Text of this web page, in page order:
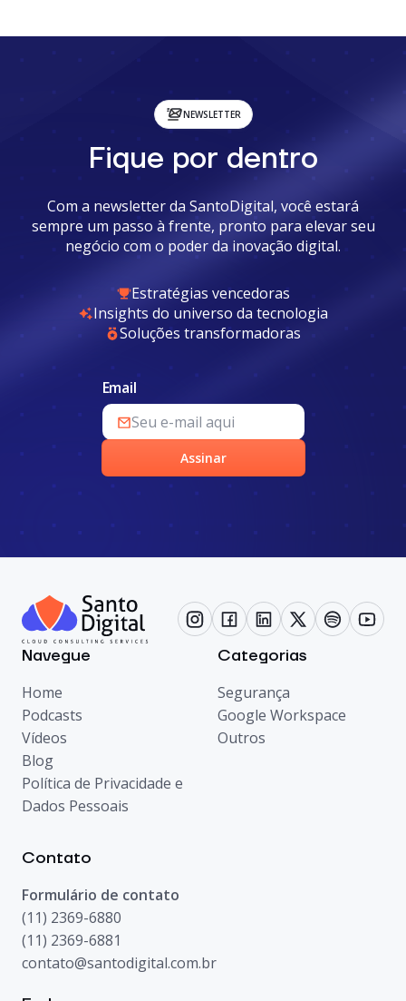
NEWSLETTER
Fique por dentro
Com a newsletter da SantoDigital, você estará
sempre um passo à frente, pronto para elevar seu
negócio com o poder da inovação digital.
Estratégias vencedoras
Insights do universo da tecnologia
Soluções transformadoras
Email
Assinar
Navegue
Home
Podcasts
Vídeos
Blog
Política de Privacidade e
Dados Pessoais
Categorias
Segurança
Google Workspace
Outros
Contato
Formulário de contato
(11) 2369-6880
(11) 2369-6881
contato@santodigital.com.br